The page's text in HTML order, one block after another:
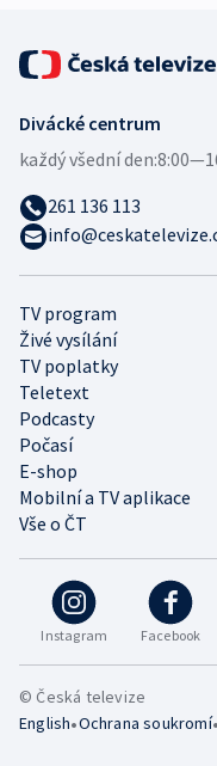
Instagram Facebook
TV program
Živé vysílání
TV poplatky
Teletext
Podcasty
Počasí
E-shop
Mobilní a TV aplikace
Vše o ČT
Divácké centrum
každý všední den:
261 136 113
© Česká televize
English•Ochrana soukromí